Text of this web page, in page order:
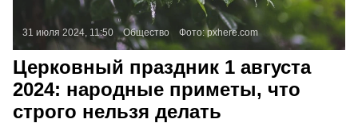
31 июля 2024, 11:50 Общество Фото:pxhere.com
Церковный праздник 1 августа
2024: народные приметы, что
строго нельзя делать